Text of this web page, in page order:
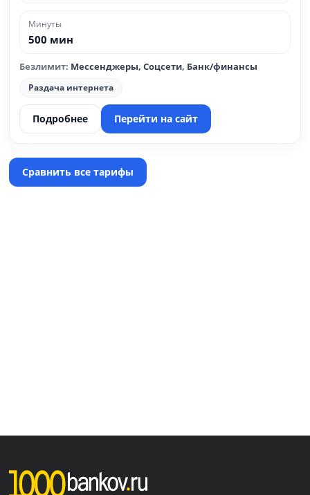
Минуты
500 мин
Безлимит: Мессенджеры, Соцсети, Банк/финансы
Раздача интернета
Подробнее Перейти на сайт
Сравнить все тарифы